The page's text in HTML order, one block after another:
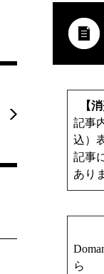
【
記事
込）
記事
あり
ら